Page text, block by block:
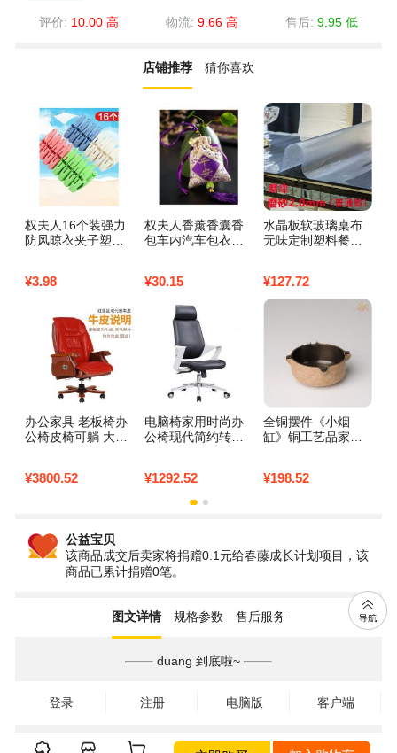
评价: 10.00 高 物流: 9.66 高 售后:9.95 低
店铺推荐 猜你喜欢
权夫人16个装强力
防风晾衣夹子塑料
2
¥3.98
权夫人香薰香囊香
包车内汽车包衣柜
¥30.15
水晶板软玻璃桌布
无味定制塑料餐桌
0*150 磨边磨砂2.0
¥127.72
办公家具 老板椅办
公椅皮椅可躺 大班
皮）实木脚固定扶
¥3800.52
电脑椅家用时尚办
公椅现代简约转椅
椅钢制脚固定扶手
¥1292.52
全铜摆件《小烟
缸》铜工艺品家居
¥198.52
公益宝贝
该商品成交后卖家将捐赠0.1元给春藤成长计划项目，该
商品已累计捐赠0笔。
图文详情 规格参数 售后服务
duang 到底啦~
登录 注册 电脑版 客户端